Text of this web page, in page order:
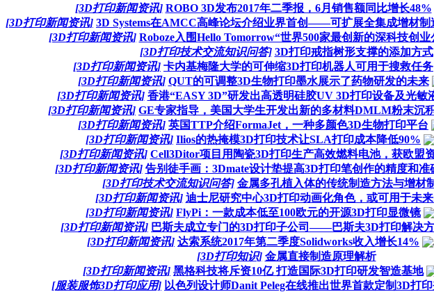
[3D打印新闻资讯] ROBO 3D发布2017年二季报，6月销售额同比增长48%
[3D打印新闻资讯] 3D Systems在AMCC高峰论坛介绍业界首创——可扩展全集成增材制
[3D打印新闻资讯] Roboze入围Hello Tomorrow“世界500家最创新的深科技创业
[3D打印技术交流知识问答] 3D打印戒指树形支撑的添加方式
[3D打印新闻资讯] 卡内基梅隆大学的可伸缩3D打印机器人可用于搜救任务
[3D打印新闻资讯] QUT的可调整3D生物打印墨水展示了药物研发的未来
[3D打印新闻资讯] 香港“EASY 3D”研发出高透明硅胶UV 3D打印设备及光敏
[3D打印新闻资讯] GE专家指导，美国大学生开发出新的多材料DMLM粉末沉
[3D打印新闻资讯] 英国TTP介绍FormaJet，一种多颜色3D生物打印平台
[3D打印新闻资讯] Ilios的热掩模3D打印技术让SLA打印成本降低90%
[3D打印新闻资讯] Cell3Ditor项目用陶瓷3D打印生产高效燃料电池，获欧盟
[3D打印新闻资讯] 告别徒手画：3Dmate设计垫提高3D打印笔创作的精度和准
[3D打印技术交流知识问答] 金属多孔植入体的传统制造方法与增材
[3D打印新闻资讯] 迪士尼研究中心3D打印动画化角色，或可用于未
[3D打印新闻资讯] FlyPi：一款成本低至100欧元的开源3D打印显微镜
[3D打印新闻资讯] 巴斯夫成立专门的3D打印子公司——巴斯夫3D打印解决
[3D打印新闻资讯] 达索系统2017年第二季度Solidworks收入增长14%
[3D打印知识] 金属直接制造原理解析
[3D打印新闻资讯] 黑格科技将斥资10亿 打造国际3D打印研发智造基地
[服装服饰3D打印应用] 以色列设计师Danit Peleg在线推出世界首款定制3D打